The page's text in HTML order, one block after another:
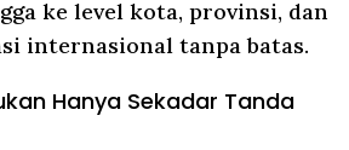
ke level kota, provinsi, dan
internasional tanpa batas.
Hanya Sekadar Tanda